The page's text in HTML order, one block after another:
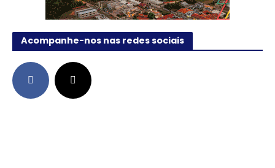
Acompanhe-nos nas redes sociais